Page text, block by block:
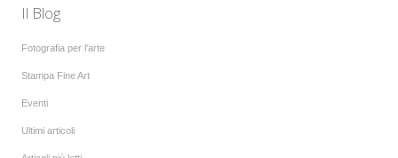
Il Blog
Fotografia per l'arte
Stampa Fine Art
Eventi
Ultimi articoli